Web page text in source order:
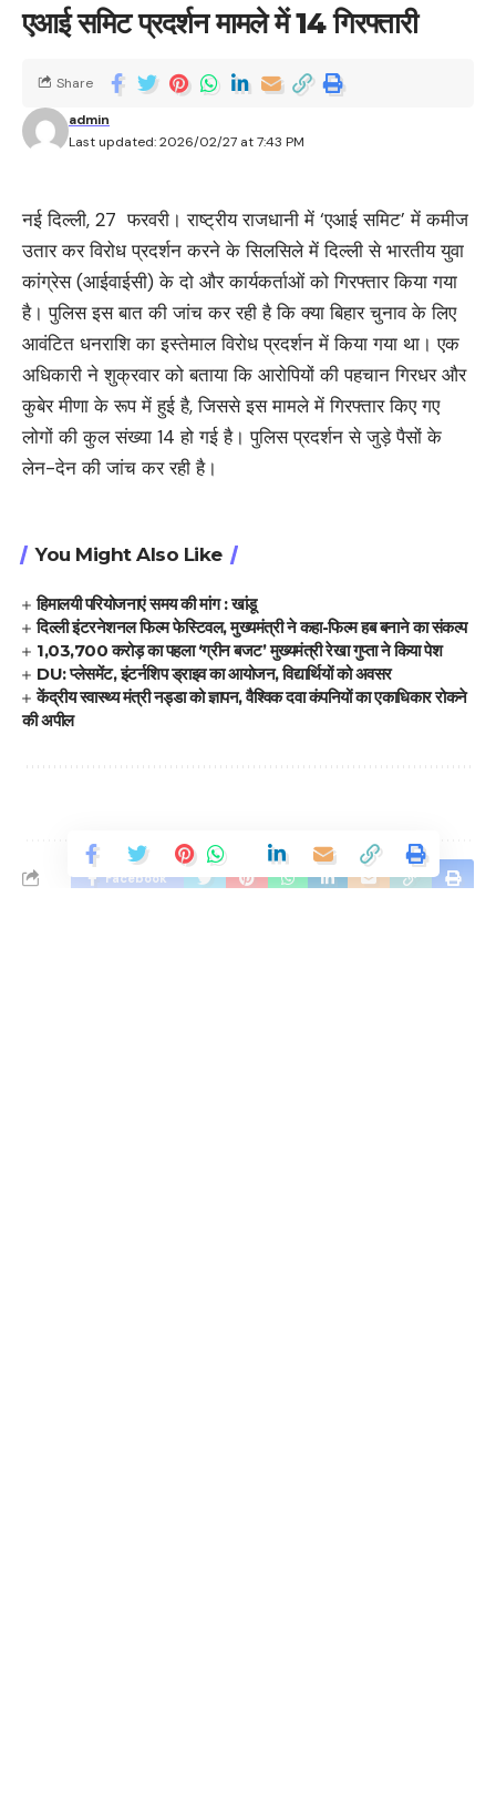
एआई समिट प्रदर्शन मामले में 14 गिरफ्तारी
Last updated: 2026/02/27 at 7:43 PM
admin
Share
नई दिल्ली, 27 फरवरी। राष्ट्रीय राजधानी में ‘एआई समिट’ में कमीज
उतार कर विरोध प्रदर्शन करने के सिलसिले में दिल्ली से भारतीय युवा
कांग्रेस (आईवाईसी) के दो और कार्यकर्ताओं को गिरफ्तार किया गया
है। पुलिस इस बात की जांच कर रही है कि क्या बिहार चुनाव के लिए
आवंटित धनराशि का इस्तेमाल विरोध प्रदर्शन में किया गया था। एक
अधिकारी ने शुक्रवार को बताया कि आरोपियों की पहचान गिरधर और
कुबेर मीणा के रूप में हुई है, जिससे इस मामले में गिरफ्तार किए गए
लोगों की कुल संख्या 14 हो गई है। पुलिस प्रदर्शन से जुड़े पैसों के
लेन-देन की जांच कर रही है।
You Might Also Like
हिमालयी परियोजनाएं समय की मांग : खांडू
दिल्ली इंटरनेशनल फिल्म फेस्टिवल, मुख्यमंत्री ने कहा-फिल्म हब बनाने का संकल्प
1,03,700 करोड़ का पहला ‘ग्रीन बजट’ मुख्यमंत्री रेखा गुप्ता ने किया पेश
DU: प्लेसमेंट, इंटर्नशिप ड्राइव का आयोजन, विद्यार्थियों को अवसर
केंद्रीय स्वास्थ्य मंत्री नड्डा को ज्ञापन, वैश्विक दवा कंपनियों का एकाधिकार रोकने
की अपील
Facebook